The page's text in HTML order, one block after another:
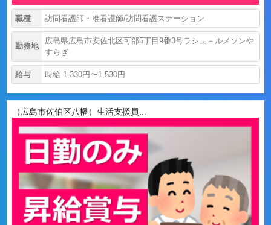
職種 訪問看護師・准看護師/訪問看護ステーション
勤務地
広島県広島市安佐北区可部5丁目9番3号ラシュ－ルメソンや
すらぎ
給与 時給 1,330円〜1,530円
（広島市佐伯区八幡）生活支援員...